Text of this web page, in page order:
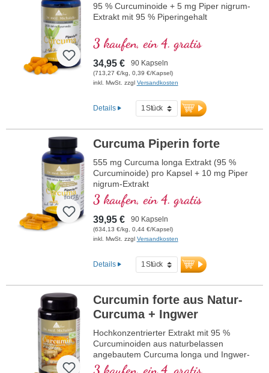
95 % Curcuminoide + 5 mg Piper nigrum-
Extrakt mit 95 % Piperingehalt
3 kaufen, ein 4. gratis
34,95 € 90 Kapseln
(713,27 €/kg, 0,39 €/Kapsel)
inkl. MwSt. zzgl Versandkosten
Details
Curcuma Piperin forte
555 mg Curcuma longa Extrakt (95 %
Curcuminoide) pro Kapsel + 10 mg Piper
nigrum-Extrakt
3 kaufen, ein 4. gratis
39,95 € 90 Kapseln
(634,13 €/kg, 0,44 €/Kapsel)
inkl. MwSt. zzgl Versandkosten
Details
Curcumin forte aus Natur-
Curcuma + Ingwer
Hochkonzentrierter Extrakt mit 95 %
Curcuminoiden aus naturbelassen
angebautem Curcuma longa und Ingwer-
Extrakt aus ebenfalls naturbelassenem
3 kaufen, ein 4. gratis